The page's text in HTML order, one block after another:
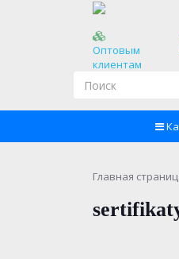
Оптовым
клиентам
Главная